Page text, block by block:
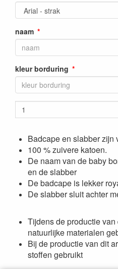
naam
kleur borduring
Badcape en slabber
100 % zuivere katoen.
De naam van de baby
en de slabber
De badcape is lekker
De slabber sluit achter
Tijdens de productie
natuurlijke materialen
Bij de productie van dit
stoffen gebruikt